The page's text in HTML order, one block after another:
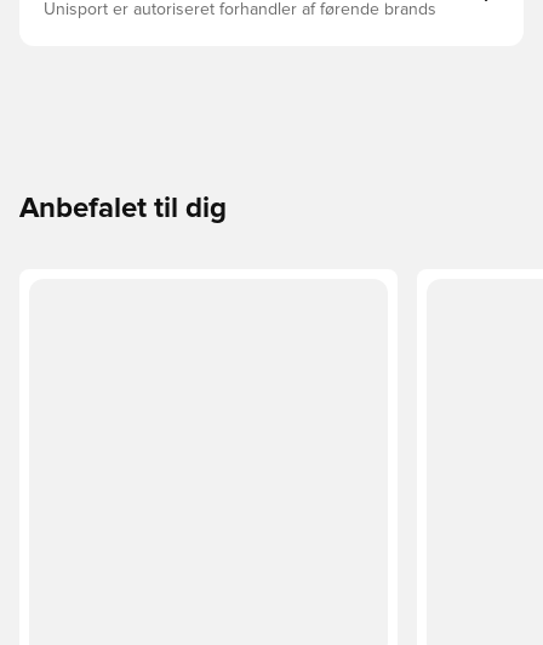
Unisport er autoriseret forhandler af førende brands
Anbefalet til dig